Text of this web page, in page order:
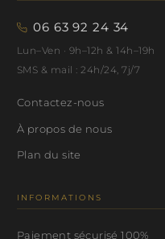
06 63 92 24 34
Lun–Ven · 9h–12h & 14h–19h
SMS & mail : 24h/24, 7j/7
Contactez-nous
À propos de nous
Plan du site
INFORMATIONS
Paiement sécurisé 100%